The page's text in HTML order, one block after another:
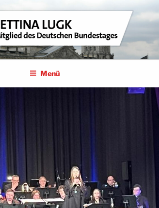
LUGK
BUNDESTAGES
Menü